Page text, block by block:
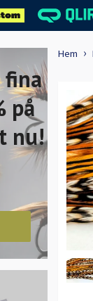
fina
på
nu!
Hem